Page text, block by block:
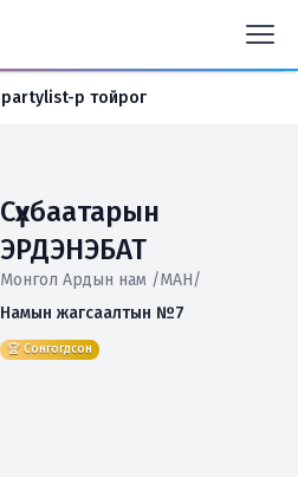
partylist-р тойрог
Сүхбаатарын
ЭРДЭНЭБАТ
Монгол Ардын нам /МАН/
Намын жагсаалтын №7
🏆 Сонгогдсон